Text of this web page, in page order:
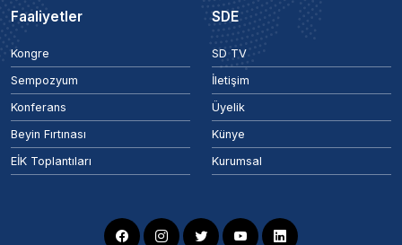
Faaliyetler
Kongre
Sempozyum
Konferans
Beyin Fırtınası
EİK Toplantıları
SDE
SD TV
İletişim
Üyelik
Künye
Kurumsal